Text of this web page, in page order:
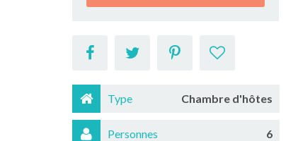
Type Chambre d'hôtes
Personnes 6